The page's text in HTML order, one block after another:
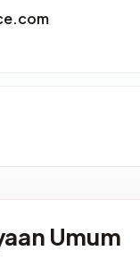
Umum